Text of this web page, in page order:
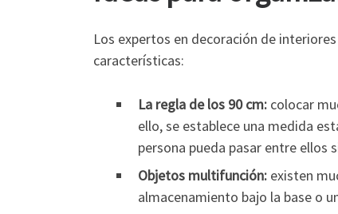
Los expertos en decoración de
características:
La regla de los 90 cm: colocar
ello, se establece una medida
persona pueda pasar entre ellos
Objetos multifunción: existen
almacenamiento bajo la base o